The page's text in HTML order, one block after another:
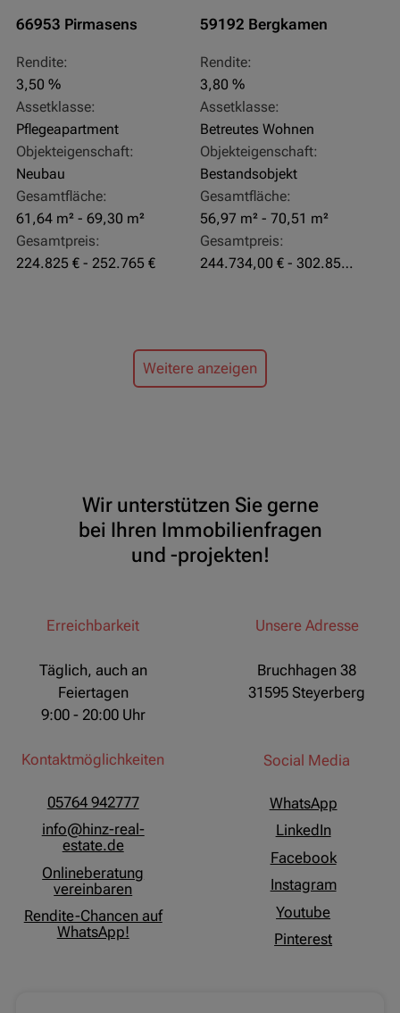
66953 Pirmasens
Rendite:
3,50 %
Assetklasse:
Pflegeapartment
Objekteigenschaft:
Neubau
Gesamtfläche:
61,64 m² - 69,30 m²
Gesamtpreis:
224.825 € - 252.765 €
59192 Bergkamen
Rendite:
3,80 %
Assetklasse:
Betreutes Wohnen
Objekteigenschaft:
Bestandsobjekt
Gesamtfläche:
56,97 m² - 70,51 m²
Gesamtpreis:
244.734,00 € - 302.855,00 €
Weitere anzeigen
Wir unterstützen Sie gerne
bei Ihren Immobilienfragen
und -projekten!
Erreichbarkeit
Täglich, auch an
Feiertagen
9:00 - 20:00 Uhr
Kontaktmöglichkeiten
05764 942777
info@hinz-real-
estate.de
Onlineberatung
vereinbaren
Rendite-Chancen auf
WhatsApp!
Unsere Adresse
Bruchhagen 38
31595 Steyerberg
Social Media
WhatsApp
LinkedIn
Facebook
Instagram
Youtube
Pinterest